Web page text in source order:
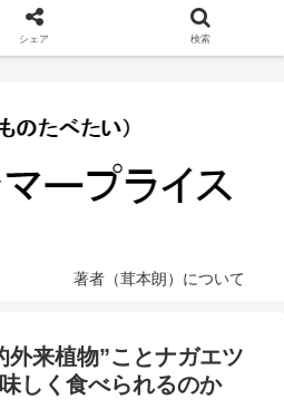
著者（茸本朗）について
外来植物”ことナガエツ
しく食べられるのか
シェア 検索